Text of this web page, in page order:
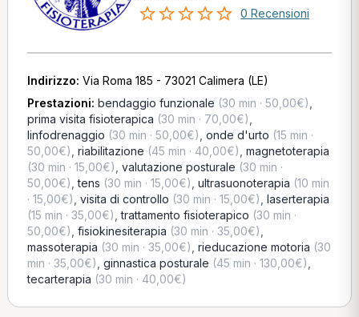
0 Recensioni
Indirizzo: Via Roma 185 - 73021 Calimera (LE)
Prestazioni: bendaggio funzionale (30 min · 50,00€)
prima visita fisioterapica (30 min · 70,00€)
linfodrenaggio (30 min · 50,00€) onde d'urto (15 min ·
50,00€) riabilitazione (45 min · 40,00€) magnetoterapia
(30 min · 15,00€) valutazione posturale (30 min ·
50,00€) ,tens (30 min · 15,00€) ultrasuonoterapia (10 min
· 15,00€) visita di controllo (30 min · 15,00€) laserterapia
(15 min · 35,00€) ,trattamento fisioterapico (30 min ·
50,00€) fisiokinesiterapia (30 min · 35,00€)
massoterapia (30 min · 35,00€) rieducazione motoria (30
min · 35,00€) ginnastica posturale (45 min · 130,00€)
tecarterapia (30 min · 40,00€)